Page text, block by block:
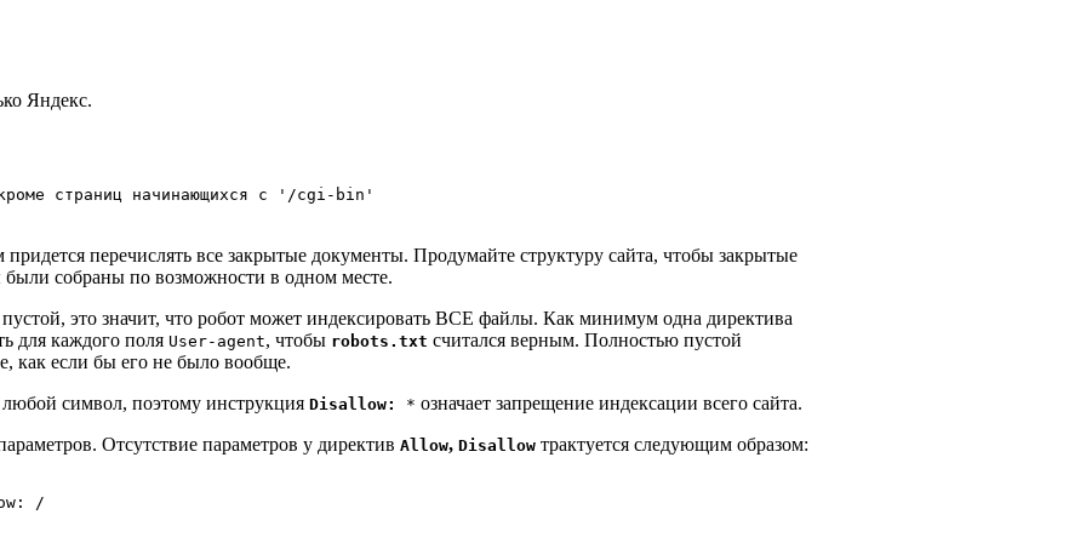
Яндекс.
страниц начинающихся с '/cgi-bin'
перечислять все закрытые документы. Продумайте структуру сайта, чтобы закрытые
собраны по возможности в одном месте.
пустой, это значит, что робот может индексировать ВСЕ файлы. Как минимум одна директива
для каждого поля User-agent, чтобы robots.txt считался верным. Полностью пустой
как если бы его не было вообще.
символ, поэтому инструкция Disallow: * означает запрещение индексации всего сайта.
Отсутствие параметров у директив Allow, Disallow трактуется следующим образом:
/